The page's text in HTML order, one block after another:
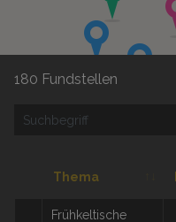
180 Fundstellen
Thema
Frühkeltische